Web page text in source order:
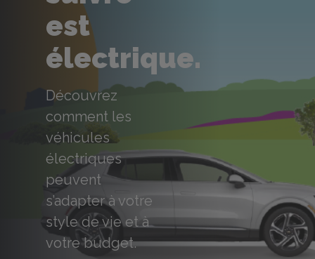
est
électrique.
Découvrez
comment les
véhicules
électriques
peuvent
s’adapter à votre
style de vie et à
votre budget.